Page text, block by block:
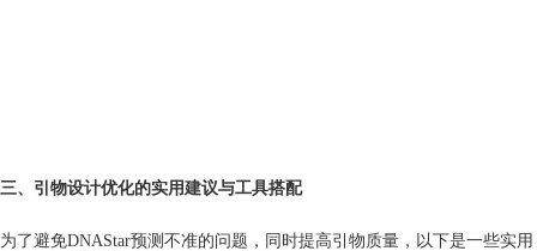
三、引物设计优化的实用建议与工具搭配
为了避免DNAStar预测不准的问题，同时提高引物质量，以下是一些实用